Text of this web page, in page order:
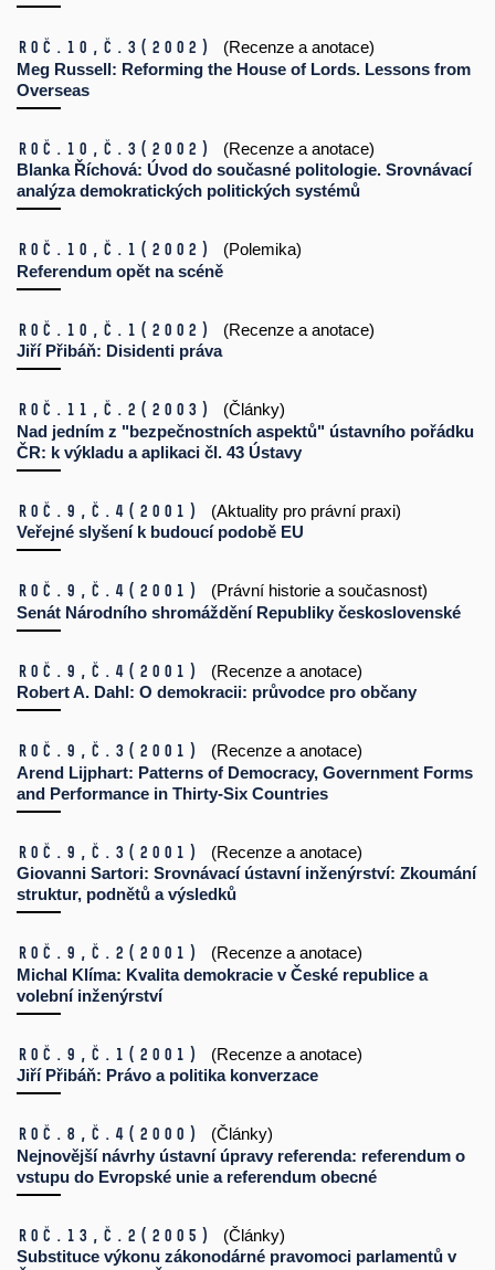
Roč.10, č.3 (2002)
(Recenze a anotace)
Meg Russell: Reforming the House of Lords. Lessons from
Overseas
Roč.10, č.3 (2002)
(Recenze a anotace)
Blanka Říchová: Úvod do současné politologie. Srovnávací
analýza demokratických politických systémů
Roč.10, č.1 (2002)
(Polemika)
Referendum opět na scéně
Roč.10, č.1 (2002)
(Recenze a anotace)
Jiří Přibáň: Disidenti práva
Roč.11, č.2 (2003)
(Články)
Nad jedním z "bezpečnostních aspektů" ústavního pořádku
ČR: k výkladu a aplikaci čl. 43 Ústavy
Roč.9, č.4 (2001)
(Aktuality pro právní praxi)
Veřejné slyšení k budoucí podobě EU
Roč.9, č.4 (2001)
(Právní historie a současnost)
Senát Národního shromáždění Republiky československé
Roč.9, č.4 (2001)
(Recenze a anotace)
Robert A. Dahl: O demokracii: průvodce pro občany
Roč.9, č.3 (2001)
(Recenze a anotace)
Arend Lijphart: Patterns of Democracy, Government Forms
and Performance in Thirty-Six Countries
Roč.9, č.3 (2001)
(Recenze a anotace)
Giovanni Sartori: Srovnávací ústavní inženýrství: Zkoumání
struktur, podnětů a výsledků
Roč.9, č.2 (2001)
(Recenze a anotace)
Michal Klíma: Kvalita demokracie v České republice a
volební inženýrství
Roč.9, č.1 (2001)
(Recenze a anotace)
Jiří Přibáň: Právo a politika konverzace
Roč.8, č.4 (2000)
(Články)
Nejnovější návrhy ústavní úpravy referenda: referendum o
vstupu do Evropské unie a referendum obecné
Roč.13, č.2 (2005)
(Články)
Substituce výkonu zákonodárné pravomoci parlamentů v